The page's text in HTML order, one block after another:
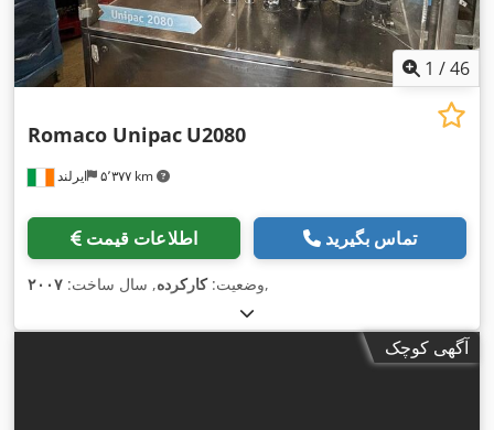
1 /46
ایرلند ۵٬۳۷۷ km
Romaco Unipac U2080
اطلاعات قیمت تماس بگیرید
وضعیت:کارکرده, سال ساخت: ۲۰۰۷ ,
آگهی کوچک